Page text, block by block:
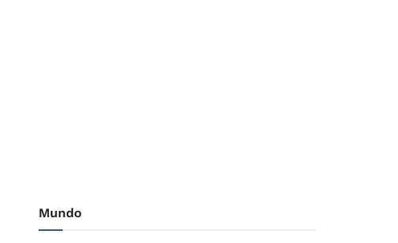
Mundo